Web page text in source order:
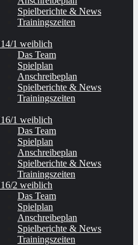
Spielberichte & News
Trainingszeiten
1 weiblich
Das Team
Spielplan
Anschreibeplan
Spielberichte & News
Trainingszeiten
1 weiblich
Das Team
Spielplan
Anschreibeplan
Spielberichte & News
Trainingszeiten
2 weiblich
Das Team
Spielplan
Anschreibeplan
Spielberichte & News
Trainingszeiten